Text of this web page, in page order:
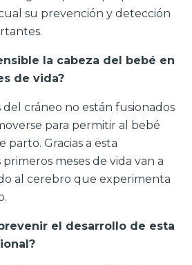
su prevención y detección
la cabeza del bebé en
de vida?
del cráneo no están fusionados
para permitir al bebé
parto. Gracias a esta
meses de vida van a
al cerebro que experimenta
el desarrollo de esta